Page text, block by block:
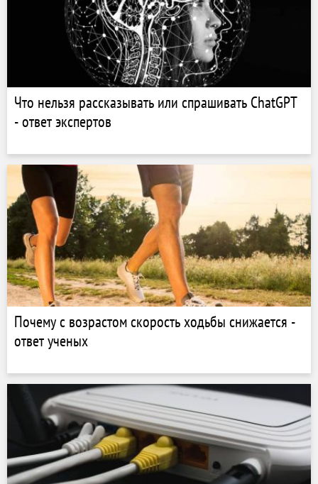
Что нельзя рассказывать или спрашивать ChatGPT
- ответ экспертов
Почему с возрастом скорость ходьбы снижается -
ответ ученых